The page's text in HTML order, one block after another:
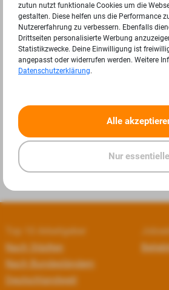
Top 10 Arbeitgeber
Nach Städten
Nach Bundesländern
Deutschlandweit
zutun nutzt funktionale Cookies um die
gestalten. Diese helfen uns die Performance
Nutzererfahrung zu verbessern. Ebenfalls
Drittseiten personalisierte Werbung
Statistikzwecke. Deine Einwilligung ist
angepasst oder widerrufen werden. Weitere
Datenschutzerklärung.
Alle
Nur essentielle